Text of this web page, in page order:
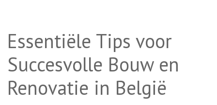
Essentiële Tips voor
Succesvolle Bouw en
Renovatie in België